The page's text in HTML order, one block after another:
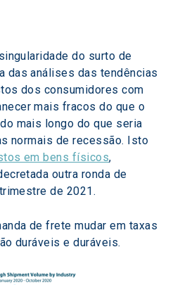
do surto de
das análises das tendências
dos consumidores com
mais fracos do que o
mais longo do que seria
normais de recessão. Isto
em bens físicos,
outra ronda de
de 2021.
de frete mudar em taxas
duráveis e duráveis.